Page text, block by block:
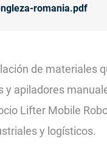
romania.pdf
de materiales
y apiladores
Lifter Mobile
y logísticos.